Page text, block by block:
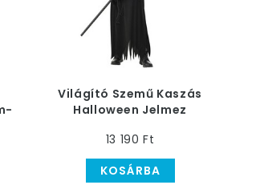
Világító Szemű Kaszás
Halloween Jelmez
13 190 Ft
KOSÁRBA